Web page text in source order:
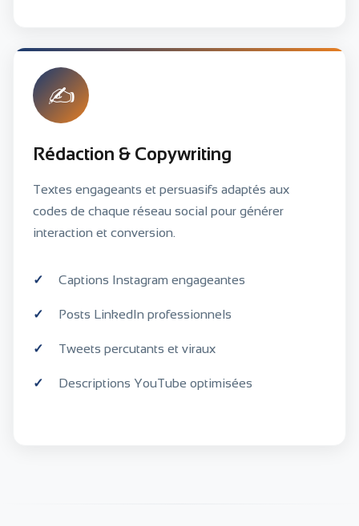
✍️
Rédaction & Copywriting
Textes engageants et persuasifs adaptés aux
codes de chaque réseau social pour générer
interaction et conversion.
Captions Instagram engageantes
Posts LinkedIn professionnels
Tweets percutants et viraux
Descriptions YouTube optimisées